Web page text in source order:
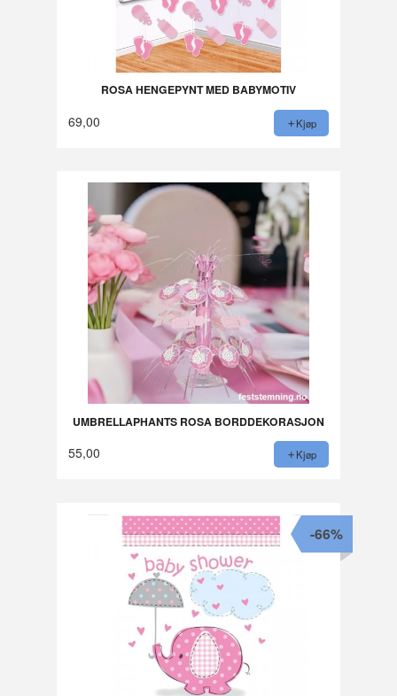
ROSA HENGEPYNT MED BABYMOTIV
69,00 Kjøp
UMBRELLAPHANTS ROSA BORDDEKORASJON
55,00 Kjøp
-66%